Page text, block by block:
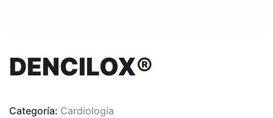
DENCILOX®
Categoría: Cardiología